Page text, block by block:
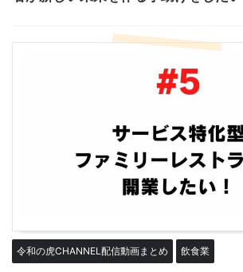
令和の虎CHANNEL配信動画まとめ 飲食業